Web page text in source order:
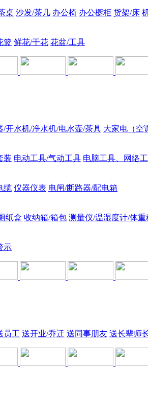
桌 沙发/茶几 办公椅 办公橱柜 货架/床
篮 鲜花/干花 花盆/工具
/开水机/净水机/电水壶/茶具 大家电（空
装 电动工具/气动工具 电脑工具、网络
缆 仪器仪表 电闸/断路器/配电箱
纸盒 收纳箱/箱包 测量仪/温湿度计/体重
示
员工 送开业/乔迁 送同事朋友 送长辈师